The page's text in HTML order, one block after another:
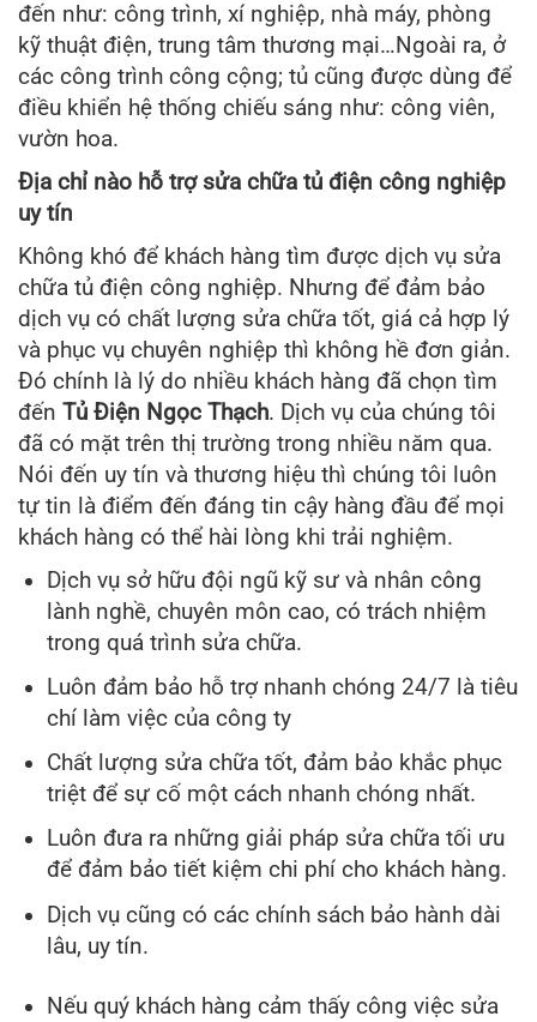
đến như: công trình, xí nghiệp, nhà máy, phòng
kỹ thuật điện, trung tâm thương mại…Ngoài ra, ở
các công trình công cộng; tủ cũng được dùng để
điều khiển hệ thống chiếu sáng như: công viên,
vườn hoa.
Địa chỉ nào hỗ trợ sửa chữa tủ điện công nghiệp
uy tín
Không khó để khách hàng tìm được dịch vụ sửa
chữa tủ điện công nghiệp. Nhưng để đảm bảo
dịch vụ có chất lượng sửa chữa tốt, giá cả hợp lý
và phục vụ chuyên nghiệp thì không hề đơn giản.
Đó chính là lý do nhiều khách hàng đã chọn tìm
đến Tủ Điện Ngọc Thạch. Dịch vụ của chúng tôi
đã có mặt trên thị trường trong nhiều năm qua.
Nói đến uy tín và thương hiệu thì chúng tôi luôn
tự tin là điểm đến đáng tin cậy hàng đầu để mọi
khách hàng có thể hài lòng khi trải nghiệm.
Dịch vụ sở hữu đội ngũ kỹ sư và nhân công
lành nghề, chuyên môn cao, có trách nhiệm
trong quá trình sửa chữa.
Luôn đảm bảo hỗ trợ nhanh chóng 24/7 là tiêu
chí làm việc của công ty
Chất lượng sửa chữa tốt, đảm bảo khắc phục
triệt để sự cố một cách nhanh chóng nhất.
Luôn đưa ra những giải pháp sửa chữa tối ưu
để đảm bảo tiết kiệm chi phí cho khách hàng.
Dịch vụ cũng có các chính sách bảo hành dài
lâu, uy tín.
Nếu quý khách hàng cảm thấy công việc sửa